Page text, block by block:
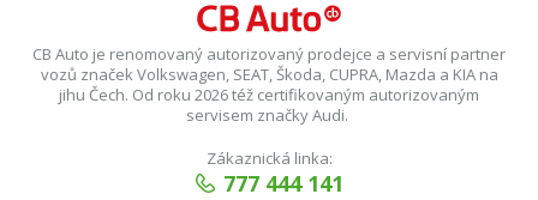
CB Auto je renomovaný autorizovaný prodejce a servisní partner
vozů značek Volkswagen, SEAT, Škoda, CUPRA, Mazda a KIA na
jihu Čech. Od roku 2026 též certifikovaným autorizovaným
servisem značky Audi.
Zákaznická linka:
777 444 141